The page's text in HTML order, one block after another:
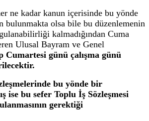
ne kadar kanun içerisinde bu yönde
bulunmakta olsa bile bu düzenlemenin
kalmadığından Cuma
Ulusal Bayram ve Genel
Cumartesi günü çalışma günü
bu yönde bir
ise bu sefer Toplu İş Sözleşmesi
gerektiği